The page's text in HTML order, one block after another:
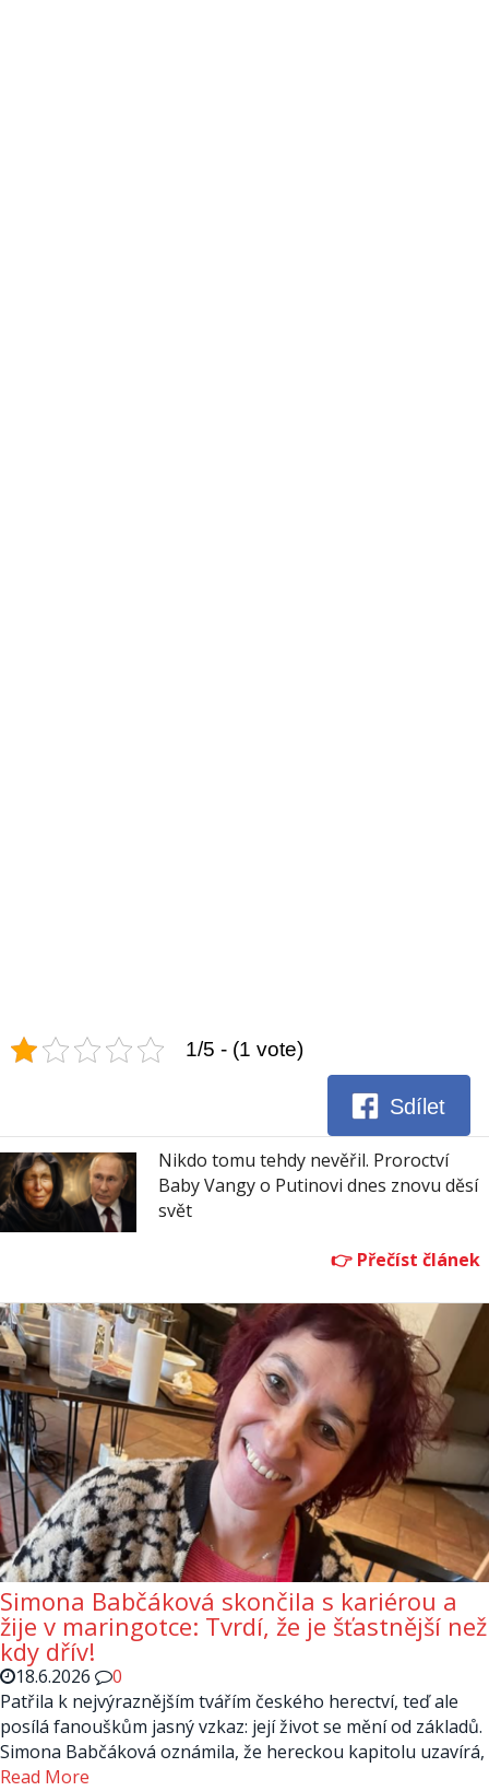
1/5 - (1 vote)
Sdílet
Nikdo tomu tehdy nevěřil. Proroctví
Baby Vangy o Putinovi dnes znovu děsí
svět
Simona Babčáková skončila s kariérou a
žije v maringotce: Tvrdí, že je šťastnější než
kdy dřív!
18.6.2026
0
Patřila k nejvýraznějším tvářím českého herectví, teď ale
posílá fanouškům jasný vzkaz: její život se mění od základů.
Simona Babčáková oznámila, že hereckou kapitolu uzavírá,
Read More